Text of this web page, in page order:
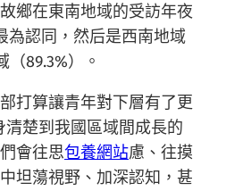
鄉在東南地域的受訪年夜
為認同，然后是西南地域
（89.3%）。
打算讓青年對下層有了更
清楚到我國區域間成長的
會往思包養網站慮、往摸
坦蕩視野、加深認知，甚